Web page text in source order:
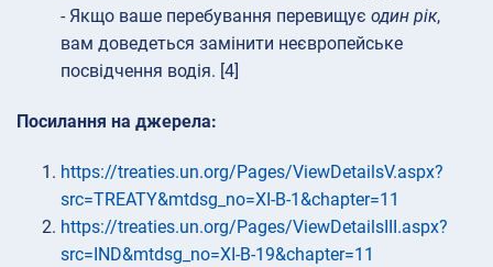
- Якщо ваше перебування перевищує один рік,
вам доведеться замінити неєвропейське
посвідчення водія. [4]
Посилання на джерела:
https://treaties.un.org/Pages/ViewDetailsV.aspx?
src=TREATY&mtdsg_no=XI-B-1&chapter=11
https://treaties.un.org/Pages/ViewDetailsIII.aspx?
src=IND&mtdsg_no=XI-B-19&chapter=11